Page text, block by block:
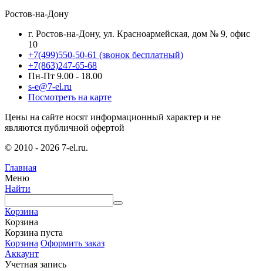
Ростов-на-Дону
г. Ростов-на-Дону, ул. Красноармейская, дом № 9, офис
10
+7(499)550-50-61 (звонок бесплатный)
+7(863)247-65-68
Пн-Пт 9.00 - 18.00
s-e@7-el.ru
Посмотреть на карте
Цены на сайте носят информационный характер и не
являются публичной офертой
© 2010 - 2026 7-el.ru.
Главная
Меню
Найти
Корзина
Корзина
Корзина пуста
Корзина Оформить заказ
Аккаунт
Учетная запись